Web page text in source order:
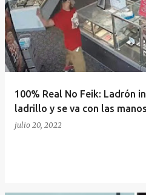
100% Real No Feik: Ladrón
ladrillo y se va con las
julio 20, 2022